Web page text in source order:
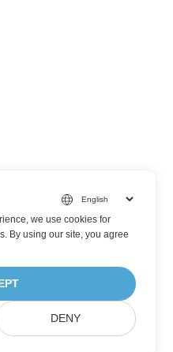
we use cookies for
By using our site, you agree
DENY